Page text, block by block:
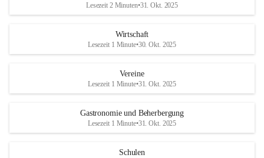
Lesezeit 2 Minuten•31. Okt. 2025
Wirtschaft
Lesezeit 1 Minute•30. Okt. 2025
Vereine
Lesezeit 1 Minute•31. Okt. 2025
Gastronomie und Beherbergung
Lesezeit 1 Minute•31. Okt. 2025
Schulen